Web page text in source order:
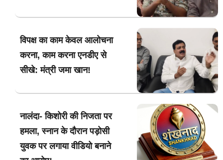
विपक्ष का काम केवल आलोचना
करना, काम करना एनडीए से
सीखे: मंत्री जमा खान!
नालंदा- किशोरी की निजता पर
हमला, स्नान के दौरान पड़ोसी
युवक पर लगाया वीडियो बनाने